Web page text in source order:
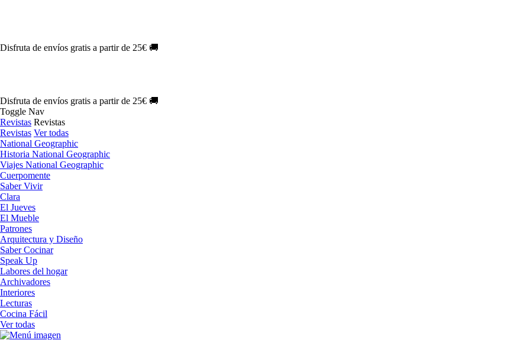
Disfruta de envíos gratis a partir de 25€ 🚚
Disfruta de envíos gratis a partir de 25€ 🚚
Toggle Nav
Revistas Revistas
Revistas Ver todas
National Geographic
Historia National Geographic
Viajes National Geographic
Cuerpomente
Saber Vivir
Clara
El Jueves
El Mueble
Patrones
Arquitectura y Diseño
Saber Cocinar
Speak Up
Labores del hogar
Archivadores
Interiores
Lecturas
Cocina Fácil
Ver todas